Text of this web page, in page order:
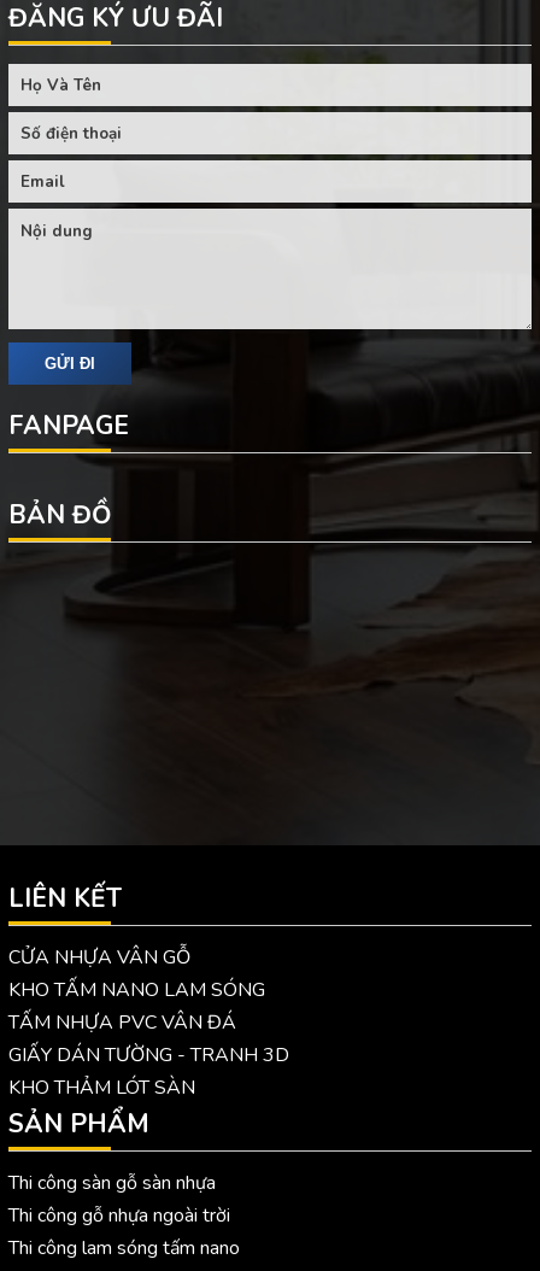
ĐĂNG KÝ ƯU ĐÃI
FANPAGE
BẢN ĐỒ
LIÊN KẾT
CỬA NHỰA VÂN GỖ
KHO TẤM NANO LAM SÓNG
TẤM NHỰA PVC VÂN ĐÁ
GIẤY DÁN TƯỜNG - TRANH 3D
KHO THẢM LÓT SÀN
SẢN PHẨM
Thi công sàn gỗ sàn nhựa
Thi công gỗ nhựa ngoài trời
Thi công lam sóng tấm nano